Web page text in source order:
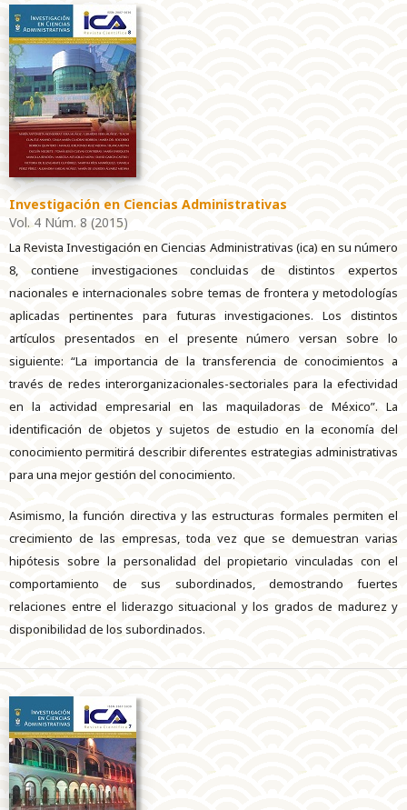
Investigación en Ciencias Administrativas
Vol. 4 Núm. 8 (2015)
La Revista Investigación en Ciencias Administrativas (ica) en su número
8, contiene investigaciones concluidas de distintos expertos
nacionales e internacionales sobre temas de frontera y metodologías
aplicadas pertinentes para futuras investigaciones. Los distintos
artículos presentados en el presente número versan sobre lo
siguiente: “La importancia de la transferencia de conocimientos a
través de redes interorganizacionales-sectoriales para la efectividad
en la actividad empresarial en las maquiladoras de México”. La
identificación de objetos y sujetos de estudio en la economía del
conocimiento permitirá describir diferentes estrategias administrativas
para una mejor gestión del conocimiento.
Asimismo, la función directiva y las estructuras formales permiten el
crecimiento de las empresas, toda vez que se demuestran varias
hipótesis sobre la personalidad del propietario vinculadas con el
comportamiento de sus subordinados, demostrando fuertes
relaciones entre el liderazgo situacional y los grados de madurez y
disponibilidad de los subordinados.